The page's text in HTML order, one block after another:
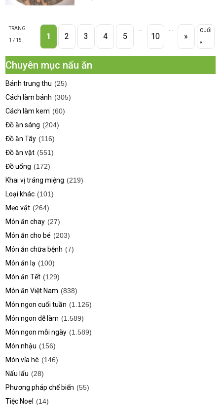
TRANG
1 / 15 1 2 3 4 5 10 »
CUỐI
»
Chuyên mục nấu ăn
Bánh trung thu (25)
Cách làm bánh (305)
Cách làm kem (60)
Đồ ăn sáng (204)
Đồ ăn Tây (116)
Đồ ăn vặt (551)
Đồ uống (172)
Khai vị tráng miệng (219)
Loại khác (101)
Mẹo vặt (264)
Món ăn chay (27)
Món ăn cho bé (203)
Món ăn chữa bệnh (7)
Món ăn lạ (100)
Món ăn Tết (129)
Món ăn Việt Nam (838)
Món ngon cuối tuần (1.126)
Món ngon dễ làm (1.589)
Món ngon mỗi ngày (1.589)
Món nhậu (156)
Món vỉa hè (146)
Nấu lẩu (28)
Phương pháp chế biến (55)
Tiệc Noel
(14)